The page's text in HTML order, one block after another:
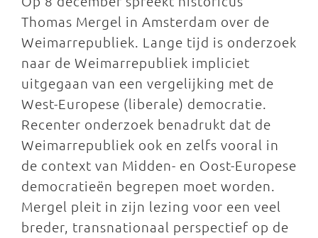
Thomas Mergel in Amsterdam over de
Weimarrepubliek. Lange tijd is onderzoek
naar de Weimarrepubliek impliciet
uitgegaan van een vergelijking met de
West-Europese (liberale) democratie.
Recenter onderzoek benadrukt dat de
Weimarrepubliek ook en zelfs vooral in
de context van Midden- en Oost-Europese
democratieën begrepen moet worden.
Mergel pleit in zijn lezing voor een veel
breder, transnationaal perspectief op de